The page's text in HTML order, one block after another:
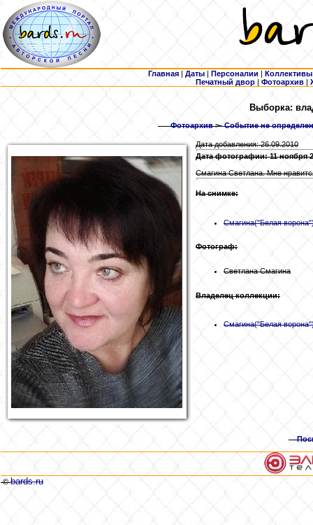
Главная | Даты | Персоналии | Коллективы
Печатный двор |Фотоархив |
Выборка:
Фотоархив>- Событие не
Дата добавления: 26.09.2010
Дата фотографии: 11 ноября
Смагина Светлана. Мне
На снимке:
Смагина("Белая
Фотограф:
Светлана Смагина
Владелец коллекции:
Смагина("Белая
©bards.ru